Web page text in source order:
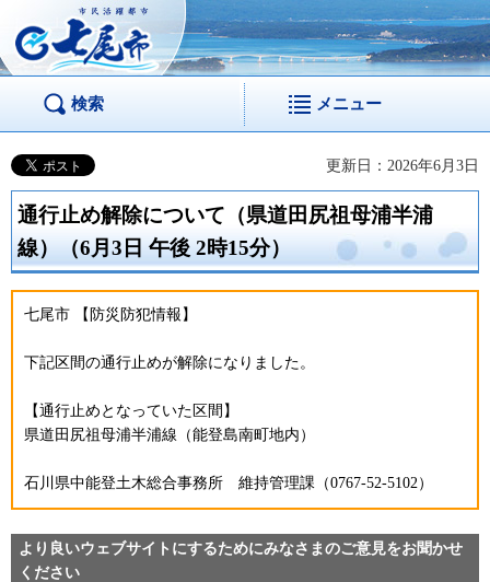
市民活躍都市 七尾
市
検索 メニュー
更新日：2026年6月3日
通行止め解除について（県道田尻祖母浦半浦
線）（6月3日 午後 2時15分）
七尾市 【防災防犯情報】
下記区間の通行止めが解除になりました。
【通行止めとなっていた区間】
県道田尻祖母浦半浦線（能登島南町地内）
石川県中能登土木総合事務所 維持管理課（0767-52-5102）
より良いウェブサイトにするためにみなさまのご意見をお聞かせ
ください